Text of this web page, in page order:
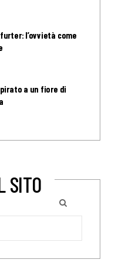
l’ovvietà come
a un fiore di
SITO